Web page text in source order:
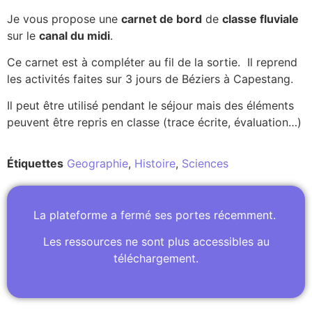
Je vous propose une carnet de bord de classe fluviale
sur le canal du midi.
Ce carnet est à compléter au fil de la sortie. Il reprend
les activités faites sur 3 jours de Béziers à Capestang.
Il peut être utilisé pendant le séjour mais des éléments
peuvent être repris en classe (trace écrite, évaluation…)
Étiquettes Geographie, Histoire, Sciences
La plateforme a fermé ses portes récemment.
Les ressources ne sont plus accessibles au
téléchargement.